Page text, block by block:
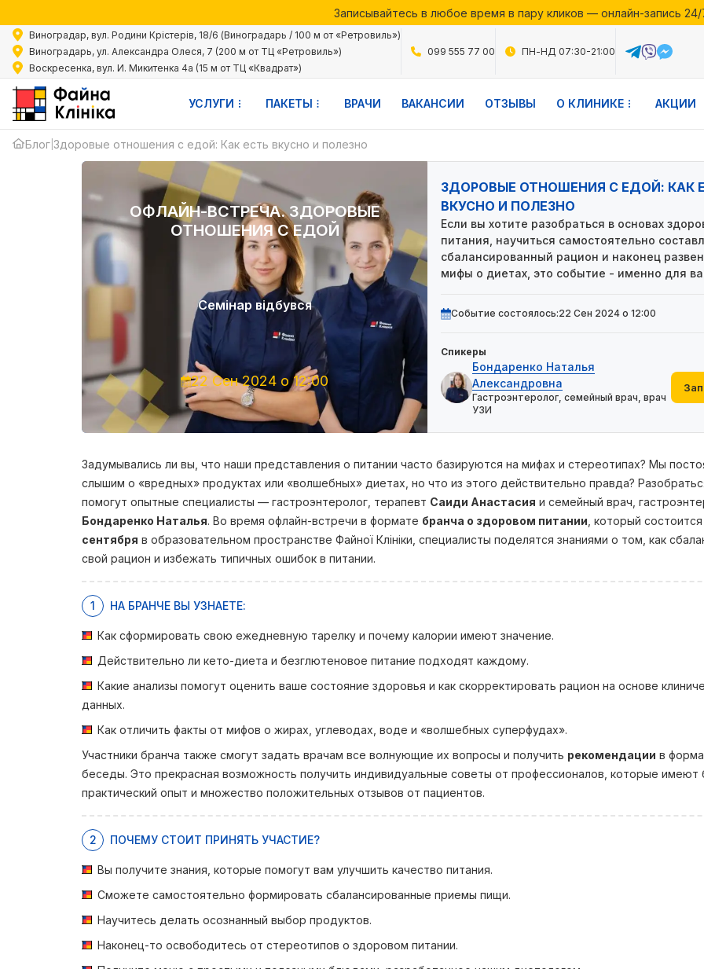
Записывайтесь в любое время в пару кликов — онлайн-запись 24/
Акции месяца в Файній Клініці — воспользуйтесь выгодными
Записывайтесь в любое время в пару кликов — онлайн-запись 24/7
Виноградар, вул. Родини Крістерів, 18/6 (Виноградарь / 100 м от «Ретровиль»)
Виноградарь, ул. Александра Олеся, 7 (200 м от ТЦ «Ретровиль»)
Воскресенка, вул. И. Микитенка 4а (15 м от ТЦ «Квадрат»)
099 555 77 00 ПН-НД 07:30-21:00
УСЛУГИ ПАКЕТЫ ВРАЧИ ВАКАНСИИ ОТЗЫВЫ О КЛИНИКЕ АКЦИИ
Блог Здоровые отношения с едой: Как есть вкусно и полезно
ОФЛАЙН-ВСТРЕЧА. ЗДОРОВЫЕ
ОТНОШЕНИЯ С ЕДОЙ
Семінар відбувся
22 Сен 2024 о 12:00
ЗДОРОВЫЕ ОТНОШЕНИЯ С ЕДОЙ: КАК
ВКУСНО И ПОЛЕЗНО
Если вы хотите разобраться в основах
питания, научиться самостоятельно
сбалансированный рацион и наконец
мифы о диетах, это событие - именно для
Событие состоялось:22 Сен 2024 о 12:00
Спикеры
Бондаренко Наталья
Александровна
Гастроэнтеролог, семейный врач, врач
УЗИ
Задумывались ли вы, что наши представления о питании часто базируются на мифах и стереотипах? Мы
слышим о «вредных» продуктах или «волшебных» диетах, но что из этого действительно правда?
помогут опытные специалисты — гастроэнтеролог, терапевт Саиди Анастасия и семейный врач,
Бондаренко Наталья. Во время офлайн-встречи в формате бранча о здоровом питании , который состоится
сентября в образовательном пространстве Файної Клініки, специалисты поделятся знаниями о том, как
свой рацион и избежать типичных ошибок в питании.
1 НА БРАНЧЕ ВЫ УЗНАЕТЕ:
Как сформировать свою ежедневную тарелку и почему калории имеют значение.
Действительно ли кето-диета и безглютеновое питание подходят каждому.
Какие анализы помогут оценить ваше состояние здоровья и как скорректировать рацион на основе
данных.
Как отличить факты от мифов о жирах, углеводах, воде и «волшебных суперфудах».
Участники бранча также смогут задать врачам все волнующие их вопросы и получить рекомендации в
беседы. Это прекрасная возможность получить индивидуальные советы от профессионалов, которые имеют
практический опыт и множество положительных отзывов от пациентов.
2 ПОЧЕМУ СТОИТ ПРИНЯТЬ УЧАСТИЕ?
Вы получите знания, которые помогут вам улучшить качество питания.
Сможете самостоятельно формировать сбалансированные приемы пищи.
Научитесь делать осознанный выбор продуктов.
Наконец-то освободитесь от стереотипов о здоровом питании.